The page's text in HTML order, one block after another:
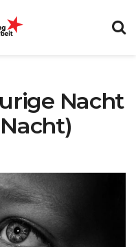
Nacht